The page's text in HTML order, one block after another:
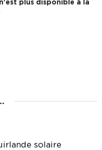
plus disponible à la
solaire